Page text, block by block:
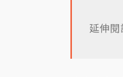
延伸